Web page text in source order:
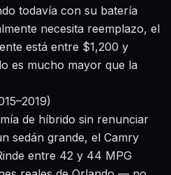
todavía con su batería
necesita reemplazo, el
está entre $1,200 y
es mucho mayor que la
de híbrido sin renunciar
sedán grande, el Camry
entre 42 y 44 MPG